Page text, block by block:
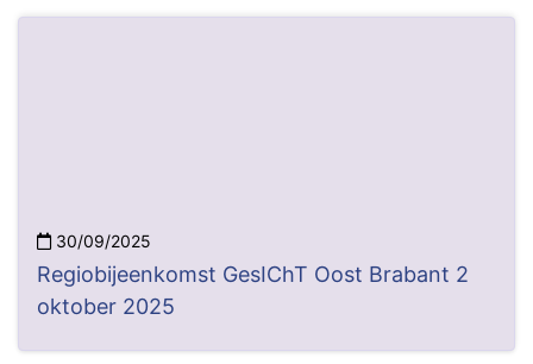
30/09/2025
Regiobijeenkomst GesIChT Oost Brabant 2
oktober 2025